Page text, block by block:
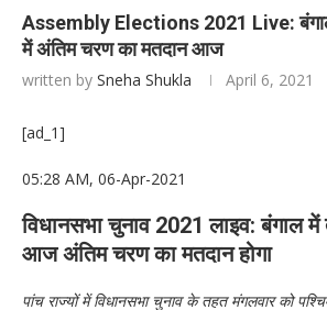
Assembly Elections 2021 Live:
में अंतिम चरण का मतदान आज
written by Sneha Shukla April 6, 2021
[ad_1]
05:28 AM, 06-Apr-2021
विधानसभा चुनाव 2021 लाइव: बंगाल
आज अंतिम चरण का मतदान होगा
पांच राज्यों में विधानसभा चुनाव के तहत मंगलवार को